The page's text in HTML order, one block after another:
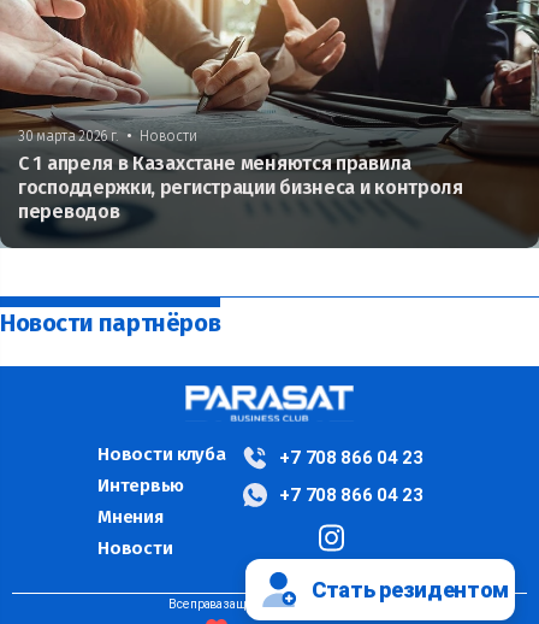
30 марта 2026 г. • Новости
С 1 апреля в Казахстане меняются правила
господдержки, регистрации бизнеса и контроля
переводов
Новости партнёров
Новости клуба
Интервью
Мнения
Новости
+7 708 866 04 23
+7 708 866 04 23
Все права защищены ©PARASAT, 2024
Стать резидентом